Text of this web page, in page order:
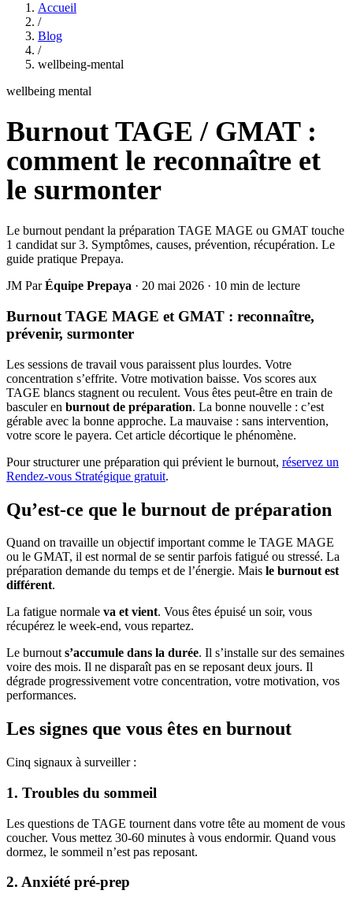
Accueil
/
Blog
/
wellbeing-mental
wellbeing mental
Burnout TAGE / GMAT :
comment le reconnaître et
le surmonter
Le burnout pendant la préparation TAGE MAGE ou GMAT touche
1 candidat sur 3. Symptômes, causes, prévention, récupération. Le
guide pratique Prepaya.
JM ParÉquipe Prepaya · 20 mai 2026 · 10 min de lecture
Burnout TAGE MAGE et GMAT : reconnaître,
prévenir, surmonter
Les sessions de travail vous paraissent plus lourdes. Votre
concentration s’effrite. Votre motivation baisse. Vos scores aux
TAGE blancs stagnent ou reculent. Vous êtes peut-être en train de
basculer en burnout de préparation. La bonne nouvelle : c’est
gérable avec la bonne approche. La mauvaise : sans intervention,
votre score le payera. Cet article décortique le phénomène.
Pour structurer une préparation qui prévient le burnout, réservez un
Rendez-vous Stratégique gratuit.
Qu’est-ce que le burnout de préparation
Quand on travaille un objectif important comme le TAGE MAGE
ou le GMAT, il est normal de se sentir parfois fatigué ou stressé. La
préparation demande du temps et de l’énergie. Mais le burnout est
différent.
La fatigue normale va et vient. Vous êtes épuisé un soir, vous
récupérez le week-end, vous repartez.
Le burnouts’accumule dans la durée. Il s’installe sur des semaines
voire des mois. Il ne disparaît pas en se reposant deux jours. Il
dégrade progressivement votre concentration, votre motivation, vos
performances.
Les signes que vous êtes en burnout
Cinq signaux à surveiller :
1. Troubles du sommeil
Les questions de TAGE tournent dans votre tête au moment de vous
coucher. Vous mettez 30-60 minutes à vous endormir. Quand vous
dormez, le sommeil n’est pas reposant.
2. Anxiété pré-prep